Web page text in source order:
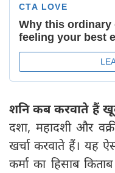
शनि कब करवाते हैं
दशा, महादशी और
खर्चा करवाते हैं। यह
कर्मा का हिसाब